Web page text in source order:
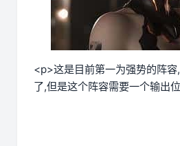
<p>这是目前第一为强势的阵
了,但是这个阵容需要一个输出